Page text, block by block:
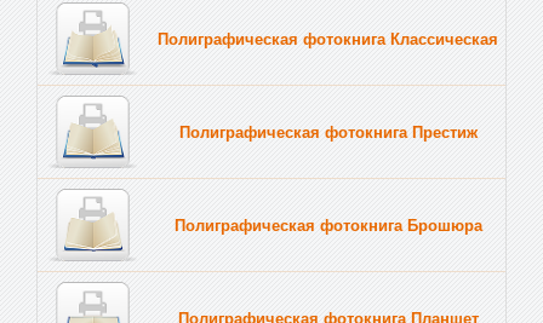
Полиграфическая фотокнига Классическая
Полиграфическая фотокнига Престиж
Полиграфическая фотокнига Брошюра
Полиграфическая фотокнига Планшет